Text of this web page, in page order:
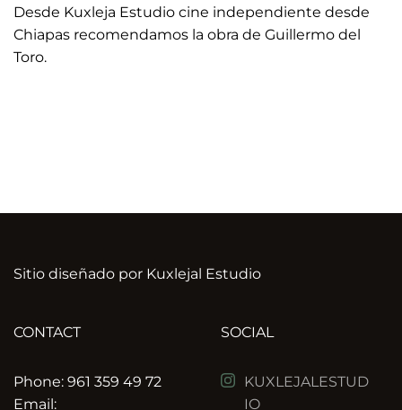
Desde Kuxleja Estudio cine independiente desde
Chiapas recomendamos la obra de Guillermo del
Toro.
Sitio diseñado por Kuxlejal Estudio
CONTACT
Phone: 961 359 49 72
Email:
SOCIAL
KUXLEJALESTUD
IO